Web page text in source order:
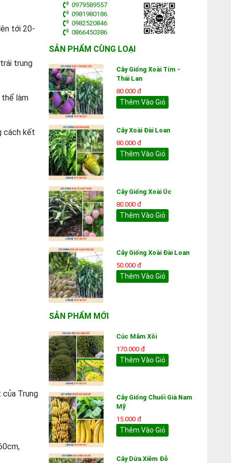
tới 20-
trung
làm
cách kết
của Trung
0979589557
0981980186
0982520846
0866450386
SẢN PHẨM CÙNG LOẠI
Cây Giống Xoài Tím -
Thái Lan
80.000 đ
Thêm Vào Giỏ
Cây Xoài Đài Loan
80.000 đ
Thêm Vào Giỏ
Cây Giống Xoài Úc
80.000 đ
Thêm Vào Giỏ
Cây Giống Xoài Đài Loan
50.000 đ
Thêm Vào Giỏ
SẢN PHẨM MỚI
Cúc Mâm Xôi
170.000 đ
Thêm Vào Giỏ
Cây Giống Chuối Già Nam
Mỹ
15.000 đ
Thêm Vào Giỏ
Cây Dừa Xiêm Đỏ